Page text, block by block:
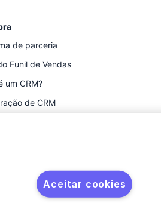
de parceria
Funil de Vendas
um CRM?
de CRM
Aceitar cookies